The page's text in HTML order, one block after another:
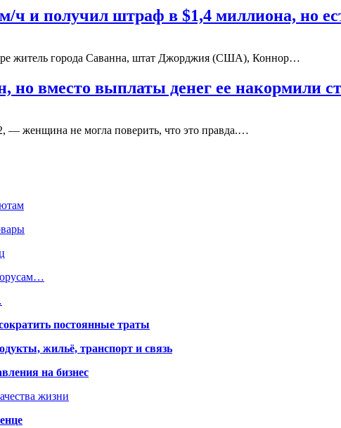
ч и получил штраф в $1,4 миллиона, но
житель города Саванна, штат Джорджия (США), Коннор…
вместо выплаты денег ее накормили
— женщина не могла поверить, что это правда.…
постоянные траты
жильё, транспорт и связь
на бизнес
жизни